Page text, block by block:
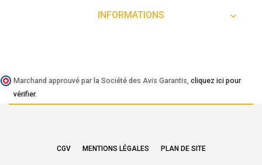
INFORMATIONS 
Marchand approuvé par la Société des Avis Garantis, cliquez ici pour
vérifier.
CGV MENTIONS LÉGALES PLAN DE SITE